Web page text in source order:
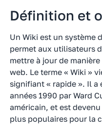
Définition et
Un Wiki est un système
permet aux utilisateurs
mettre à jour de
web. Le terme « Wiki »
signifiant « rapide ». Il a
années 1990 par Ward
américain, et est
plus populaires pour la